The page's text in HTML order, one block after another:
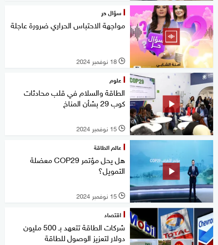
سؤال حر
مواجهة الاحتباس الحراري ضرورة عاجلة
l 18 نوفمبر 2024
علوم
الطاقة والسلام في قلب محادثات
كوب 29 بشأن المناخ
l 15 نوفمبر 2024
عالم الطاقة
هل يحل مؤتمر COP29 معضلة
التمويل؟
l 15 نوفمبر 2024
اقتصاد
شركات الطاقة تتعهد بـ 500 مليون
دولار لتعزيز الوصول للطاقة